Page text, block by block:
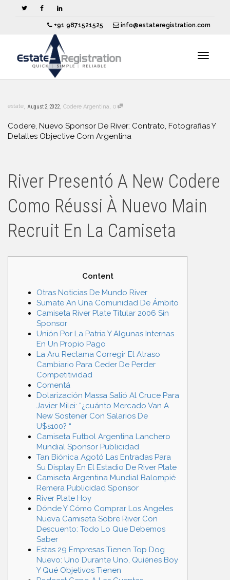
+91 9871521525 info@estateregistration.com
estate, August 2, 2022, Codere Argentina, 0
Codere, Nuevo Sponsor De River: Contrato, Fotografias Y
Detalles Objective Com Argentina
River Presentó A New Codere
Como Réussi À Nuevo Main
Recruit En La Camiseta
Content
Otras Noticias De Mundo River
Sumate An Una Comunidad De Ámbito
Camiseta River Plate Titular 2006 Sin
Sponsor
Unión Por La Patria Y Algunas Internas
En Un Propio Pago
La Aru Reclama Corregir El Atraso
Cambiario Para Ceder De Perder
Competitividad
Comentá
Dolarización Massa Salió Al Cruce Para
Javier Milei: “¿cuánto Mercado Van A
New Sostener Con Salarios De
U$s100? “
Camiseta Futbol Argentina Lanchero
Mundial Sponsor Publicidad
Tan Biónica Agotó Las Entradas Para
Su Display En El Estadio De River Plate
Camiseta Argentina Mundial Balompié
Remera Publicidad Sponsor
River Plate Hoy
Dónde Y Cómo Comprar Los Angeles
Nueva Camiseta Sobre River Con
Descuento: Todo Lo Que Debemos
Saber
Estas 29 Empresas Tienen Top Dog
Nuevo: Uno Durante Uno, Quiénes Boy
Y Qué Objetivos Tienen